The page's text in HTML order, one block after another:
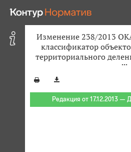
Изменение 238/2013
классификатор
территориального
Редакция от 17.12.2013 —